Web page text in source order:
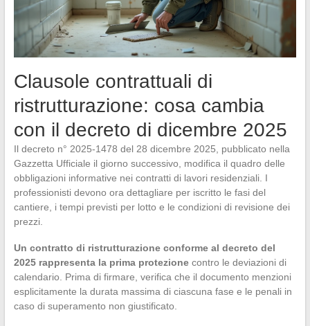
Clausole contrattuali di
ristrutturazione: cosa cambia
con il decreto di dicembre 2025
Il decreto n° 2025-1478 del 28 dicembre 2025, pubblicato nella
Gazzetta Ufficiale il giorno successivo, modifica il quadro delle
obbligazioni informative nei contratti di lavori residenziali. I
professionisti devono ora dettagliare per iscritto le fasi del
cantiere, i tempi previsti per lotto e le condizioni di revisione dei
prezzi.
Un contratto di ristrutturazione conforme al decreto del
2025 rappresenta la prima protezionecontro le deviazioni di
calendario. Prima di firmare, verifica che il documento menzioni
esplicitamente la durata massima di ciascuna fase e le penali in
caso di superamento non giustificato.